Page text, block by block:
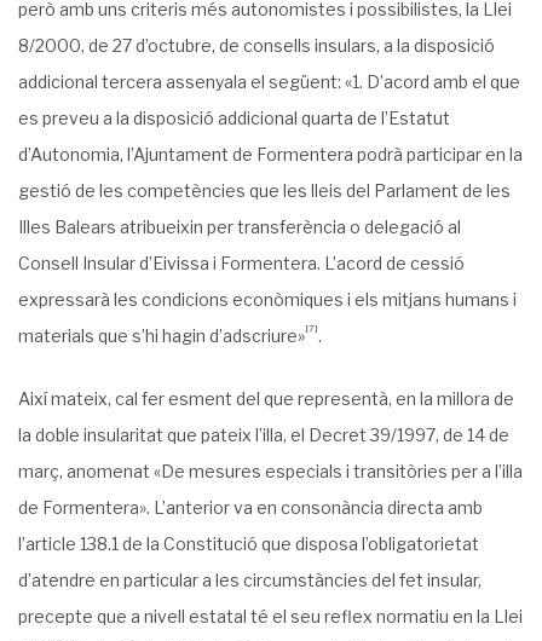
però amb uns criteris més autonomistes i possibilistes, la Llei
8/2000, de 27 d’octubre, de consells insulars, a la disposició
addicional tercera assenyala el següent: «1. D’acord amb el que
es preveu a la disposició addicional quarta de l’Estatut
d’Autonomia, l’Ajuntament de Formentera podrà participar en la
gestió de les competències que les lleis del Parlament de les
Illes Balears atribueixin per transferència o delegació al
Consell Insular d’Eivissa i Formentera. L’acord de cessió
expressarà les condicions econòmiques i els mitjans humans i
materials que s’hi hagin d’adscriure»[7].
Així mateix, cal fer esment del que representà, en la millora de
la doble insularitat que pateix l’illa, el Decret 39/1997, de 14 de
març, anomenat «De mesures especials i transi­tòries per a l’illa
de Formentera». L’anterior va en consonància directa amb
l’article 138.1 de la Constitució que disposa l’obligatorietat
d’atendre en particular a les circumstàncies del fet insular,
precepte que a nivell estatal té el seu reflex normatiu en la Llei